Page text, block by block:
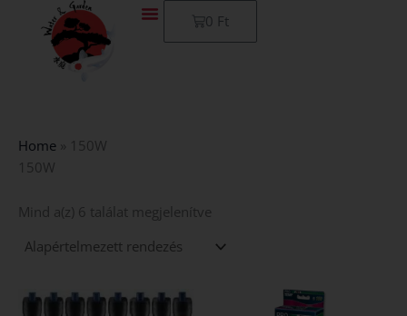
0 Ft
Kosár
Home
150W
150W
Mind a(z) 6 találat megjelenítve